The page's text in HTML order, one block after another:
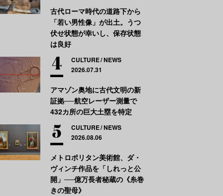
古代ローマ時代の道路下から
「若い男性像」が出土。うつ
伏せ状態が幸いし、保存状態
は良好
CULTURE NEWS
2026.07.31
アマゾン奥地に古代文明の新
証拠──航空レーザー測量で
432カ所の巨大土塁を特定
CULTURE NEWS
2026.08.06
メトロポリタン美術館、ダ・
ヴィンチ作品を「しれっと公
開」──億万長者秘蔵の《糸巻
きの聖母》